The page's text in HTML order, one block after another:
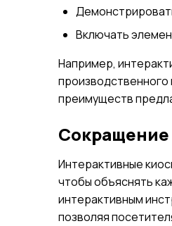
Включать
Например,
производственного
преимуществ
Сокращение
Интерактивные
чтобы объяснять
интерактивным
позволяя